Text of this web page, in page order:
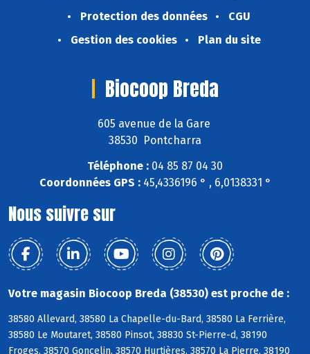
Protection des données
CGU
Gestion des cookies
Plan du site
Biocoop Breda
605 avenue de la Gare
38530 Pontcharra
Téléphone : 04 85 87 04 30
Coordonnées GPS :45,4336196 ° , 6,0138331 °
Nous suivre sur
Votre magasin Biocoop Breda (38530) est proche de :
38580 Allevard, 38580 La Chapelle-du-Bard, 38580 La Ferrière,
38580 Le Moutaret, 38580 Pinsot, 38830 St-Pierre-d, 38190
Froges, 38570 Goncelin, 38570 Hurtières, 38570 La Pierre, 38190